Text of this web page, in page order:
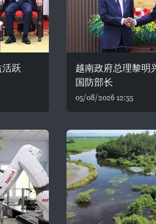
活跃
越南政府总理黎明
国防部长
05/08/2026 12:55